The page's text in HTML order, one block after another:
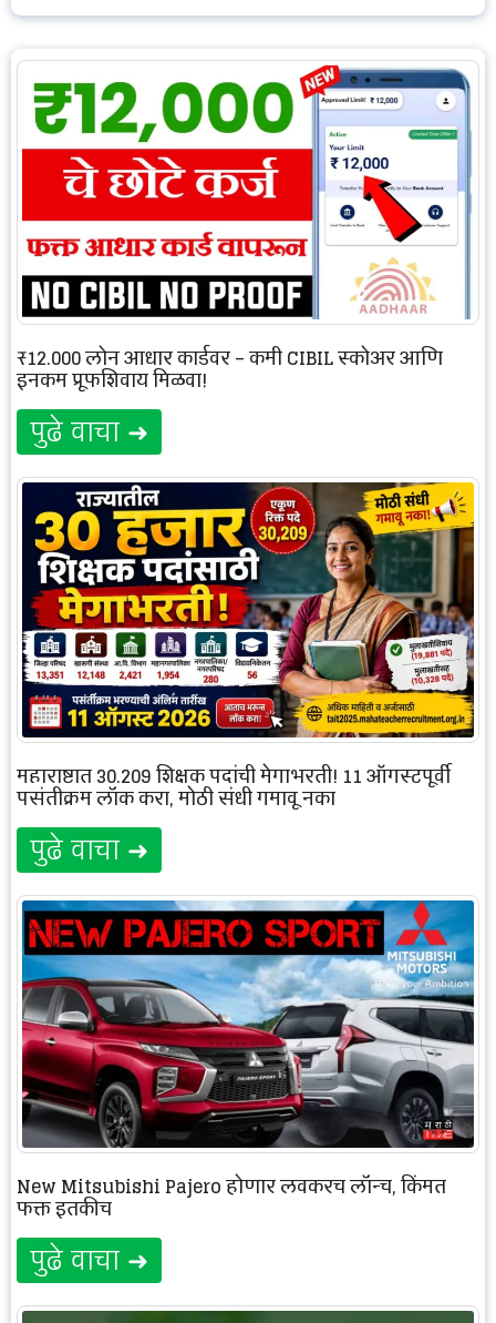
₹12,000 लोन आधार कार्डवर – कमी CIBIL स्कोअर आणि
इनकम प्रूफशिवाय मिळवा!
पुढे वाचा ➜
महाराष्ट्रात 30,209 शिक्षक पदांची मेगाभरती! 11 ऑगस्टपूर्वी
पसंतीक्रम लॉक करा, मोठी संधी गमावू नका
पुढे वाचा ➜
New Mitsubishi Pajero होणार लवकरच लॉन्च, किंमत
फक्त इतकीच
पुढे वाचा ➜